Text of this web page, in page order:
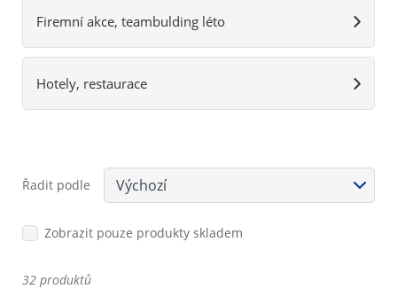
Firemní akce, teambulding léto
Hotely, restaurace
Řadit podle
Zobrazit pouze produkty skladem
32 produktů